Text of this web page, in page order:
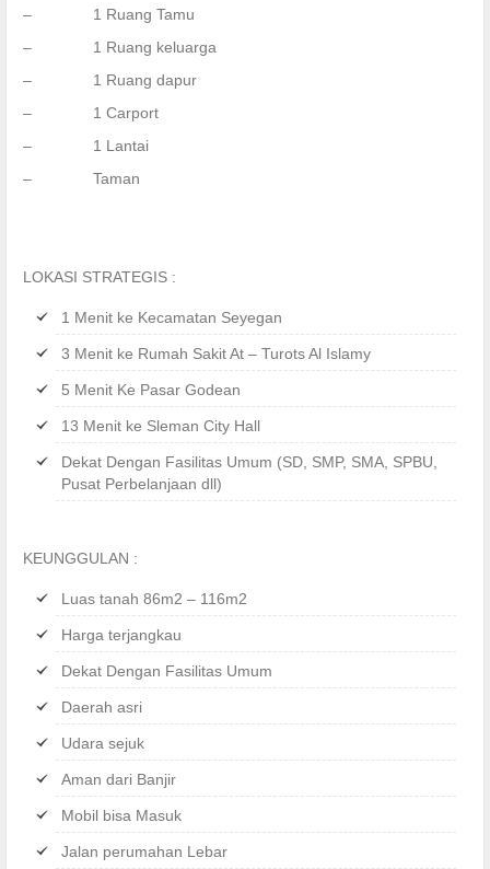
– 1 Ruang Tamu
– 1 Ruang keluarga
– 1 Ruang dapur
– 1 Carport
– 1 Lantai
– Taman
LOKASI STRATEGIS :
1 Menit ke Kecamatan Seyegan
3 Menit ke Rumah Sakit At – Turots Al Islamy
5 Menit Ke Pasar Godean
13 Menit ke Sleman City Hall
Dekat Dengan Fasilitas Umum (SD, SMP, SMA, SPBU,
Pusat Perbelanjaan dll)
KEUNGGULAN :
Luas tanah 86m2 – 116m2
Harga terjangkau
Dekat Dengan Fasilitas Umum
Daerah asri
Udara sejuk
Aman dari Banjir
Mobil bisa Masuk
Jalan perumahan Lebar